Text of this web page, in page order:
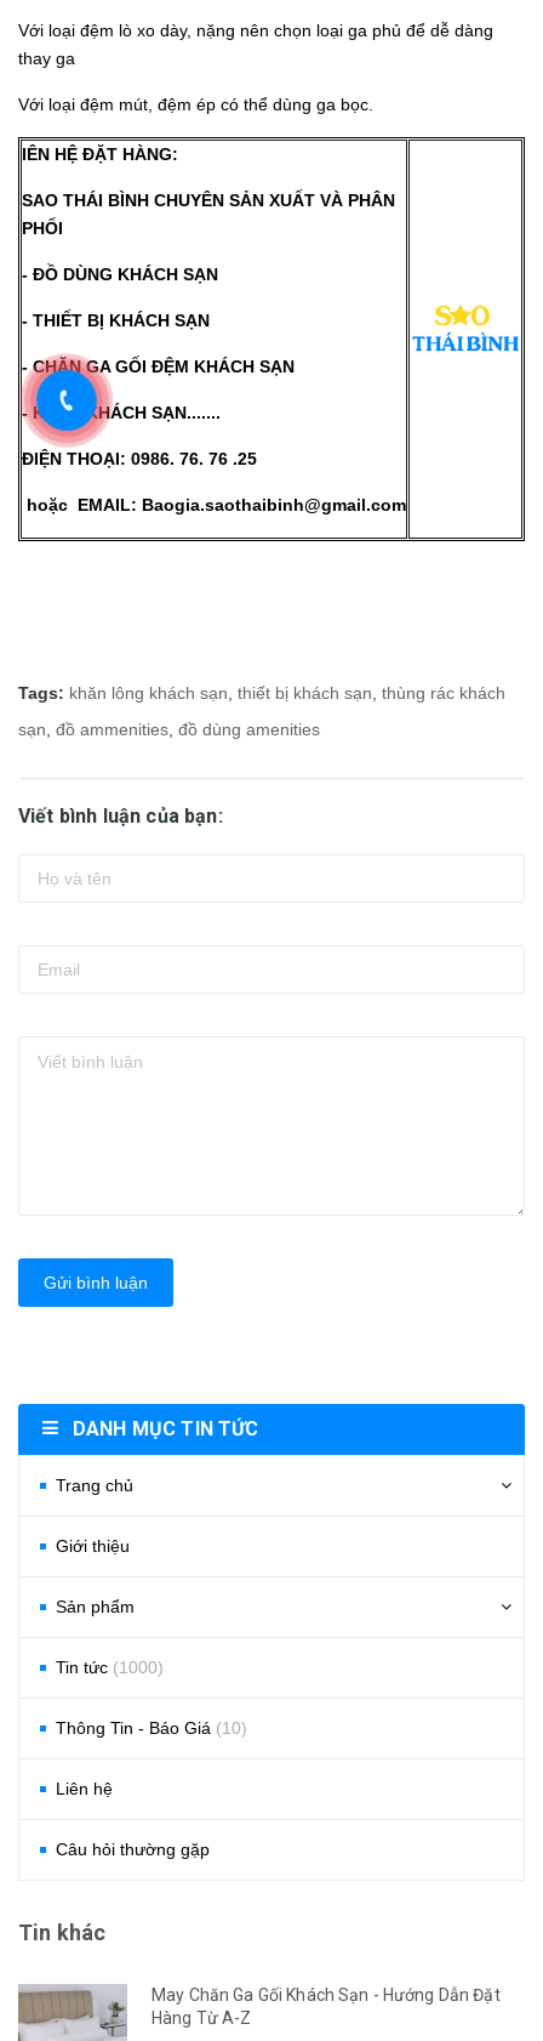
Với loại đệm lò xo dày, nặng nên chọn loại ga phủ để dễ dàng
thay ga
Với loại đệm mút, đệm ép có thể dùng ga bọc.
IÊN HỆ ĐẶT HÀNG:
SAO THÁI BÌNH CHUYÊN SẢN XUẤT VÀ PHÂN
PHỐI
- ĐỒ DÙNG KHÁCH SẠN
- THIẾT BỊ KHÁCH SẠN
- CHĂN GA GỐI ĐỆM KHÁCH SẠN
- KHĂN KHÁCH SẠN.......
ĐIỆN THOẠI: 0986. 76. 76 .25
hoặc EMAIL: Baogia.saothaibinh@gmail.com
Tags: khăn lông khách sạn thiết bị khách sạn thùng rác khách
sạn đồ ammenities đồ dùng amenities
Viết bình luận của bạn:
Gửi bình luận
DANH MỤC TIN TỨC
Trang chủ
Giới thiệu
Sản phẩm
Tin tức (1000)
Thông Tin - Báo Giá (10)
Liên hệ
Câu hỏi thường gặp
Tin khác
May Chăn Ga Gối Khách Sạn - Hướng Dẫn Đặt
Hàng Từ A-Z